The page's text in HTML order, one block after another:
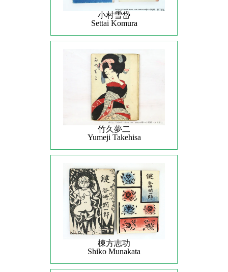
小村雪岱
Settai Komura
竹久夢二
Yumeji Takehisa
棟方志功
Shiko Munakata